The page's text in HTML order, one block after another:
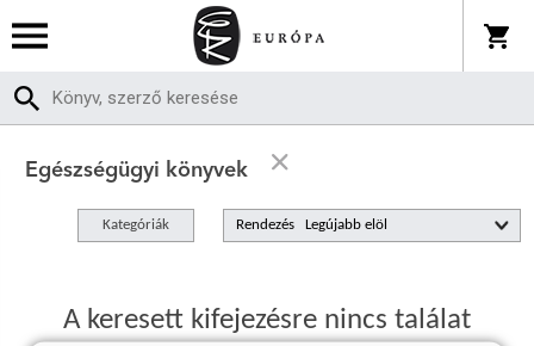
Egészségügyi könyvek
Kategóriák Rendezés
A keresett kifejezésre nincs találat